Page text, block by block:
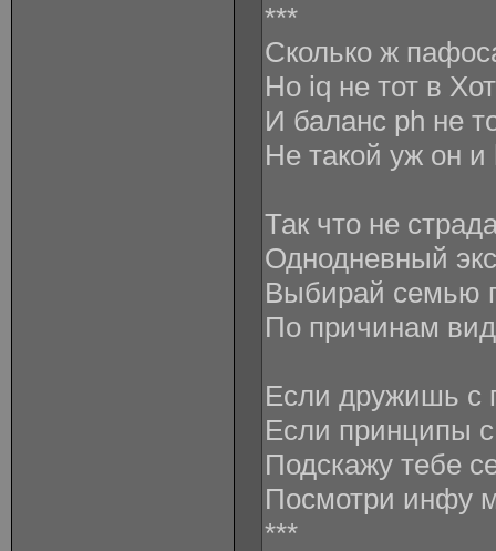
***
Сколько ж
Но iq не тот в
И баланс ph не
Не такой уж он и
Так что не
Однодневный
Выбирай семью
По причинам
Если дружишь с
Если принципы
Подскажу тебе
Посмотри инфу
***